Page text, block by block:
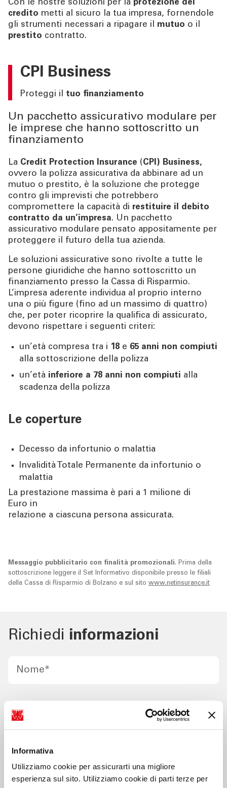
Informativa
Utilizziamo cookie per assicurarti una migliore
esperienza sul sito. Utilizziamo cookie di parti terze per
Con le nostre soluzioni per la protezione del
credito metti al sicuro la tua impresa, fornendole
gli strumenti necessari a ripagare il mutuo o il
prestito contratto.
CPI Business
Proteggi il tuo finanziamento
Un pacchetto assicurativo modulare per
le imprese che hanno sottoscritto un
finanziamento
La Credit Protection Insurance (CPI) Business,
ovvero la polizza assicurativa da abbinare ad un
mutuo o prestito, è la soluzione che protegge
contro gli imprevisti che potrebbero
compromettere la capacità di restituire il debito
contratto da un’impresa. Un pacchetto
assicurativo modulare pensato appositamente per
proteggere il futuro della tua azienda.
Le soluzioni assicurative sono rivolte a tutte le
persone giuridiche che hanno sottoscritto un
finanziamento presso la Cassa di Risparmio.
L’impresa aderente individua al proprio interno
una o più figure (fino ad un massimo di quattro)
che, per poter ricoprire la qualifica di assicurato,
devono rispettare i seguenti criteri:
un’età compresa tra i 18 e 65 anni non compiuti
alla sottoscrizione della polizza
un’età inferiore a 78 anni non compiuti alla
scadenza della polizza
Le coperture
Decesso da infortunio o malattia
Invalidità Totale Permanente da infortunio o
malattia
La prestazione massima è pari a 1 milione di
Euro in
relazione a ciascuna persona assicurata.
Messaggio pubblicitario con finalità promozionali. Prima della
sottoscrizione leggere il Set Informativo disponibile presso le filiali
della Cassa di Risparmio di Bolzano e sul sito www.netinsurance.it
Richiedi informazioni
Nome*
Cognome